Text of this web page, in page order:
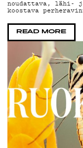
noudattava, lähi-
koostava
READ MORE